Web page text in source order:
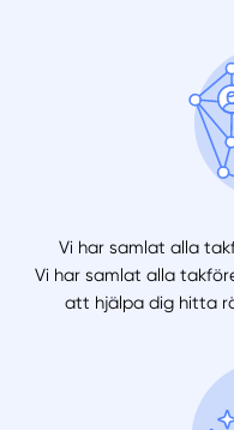
Vi har samlat alla
Vi har samlat alla
att hjälpa dig hitta